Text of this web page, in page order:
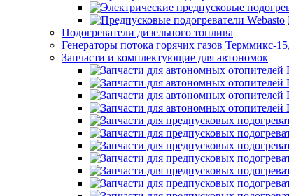
Подогреватели дизельного топлива
Генераторы потока горячих газов Терммикс-
Запчасти и комплектующие для автономок